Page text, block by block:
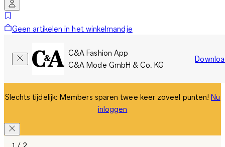
Geen artikelen in het winkelmandje
C&A Fashion App
C&A Mode GmbH & Co. KG
Slechts tijdelijk: Members sparen twee keer zoveel punten!Nu
inloggen